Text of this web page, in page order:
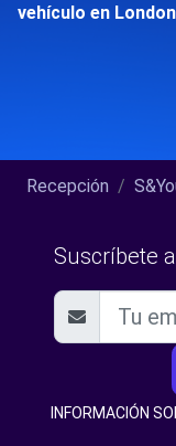
vehículo en
Recepción
Suscríbete
INFORMACIÓN